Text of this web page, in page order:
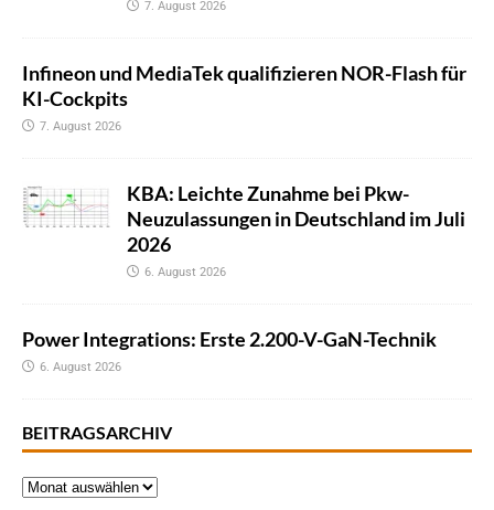
7. August 2026
Infineon und MediaTek qualifizieren NOR-Flash für
KI-Cockpits
7. August 2026
KBA: Leichte Zunahme bei Pkw-
Neuzulassungen in Deutschland im Juli
2026
6. August 2026
Power Integrations: Erste 2.200-V-GaN-Technik
6. August 2026
BEITRAGSARCHIV